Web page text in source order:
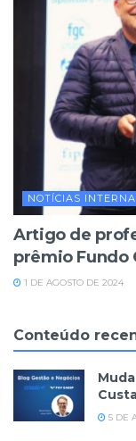
NOTÍCIAS
Artigo de
prêmio Fundo
1 DE AGOSTO DE 2024
Conteúdo
5 DE